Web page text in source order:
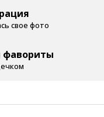
свое фото
фавориты